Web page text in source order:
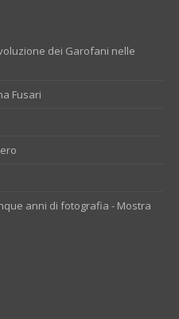
dei Garofani nelle
Fusari
anni di fotografia - Mostra